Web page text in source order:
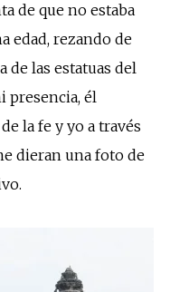
de que no estaba
edad, rezando de
de las estatuas del
presencia, él
la fe y yo a través
dieran una foto de